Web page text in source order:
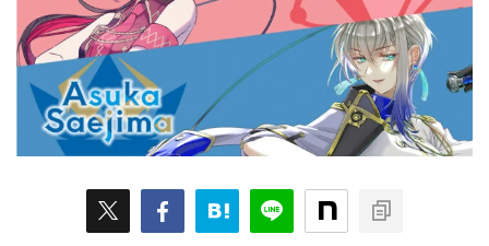
ARKit BitStar（ぶいらいぶ） CG(2D/3D) esports
Fortnite HMD HoloModels Music NEWS
PR/提供 Roblox Steam VRChat
にじさんじ アウトドア アニメ アプリ
アミューズメント オーディション